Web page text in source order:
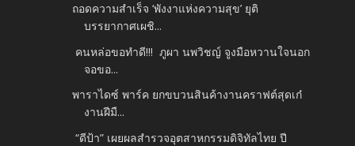
ถอดความสำเร็จ ‘พังงาแห่งความสุข’ ยุติ
บรรยากาศเผชิ...
คนหล่อขอทำดี!!! ภูผา นพวิชญ์ จูงมือหวานใจนอก
จอขอ...
พาราไดซ์ พาร์ค ยกขบวนสินค้างานคราฟต์สุดเก๋
งานฝีมื...
“ดีป้า” เผยผลสำรวจอุตสาหกรรมดิจิทัลไทย ปี